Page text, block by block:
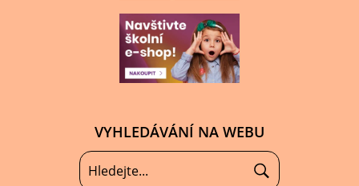
VYHLEDÁVÁNÍ NA WEBU